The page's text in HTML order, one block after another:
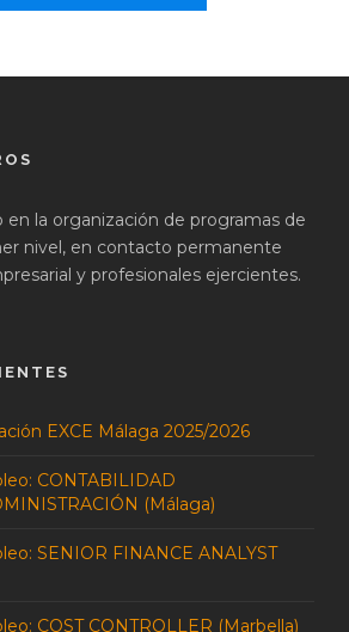
en la organización de programas de
nivel, en contacto permanente
y profesionales ejercientes.
EXCE Málaga 2025/2026
CONTABILIDAD
(Málaga)
SENIOR FINANCE ANALYST
COST CONTROLLER (Marbella)